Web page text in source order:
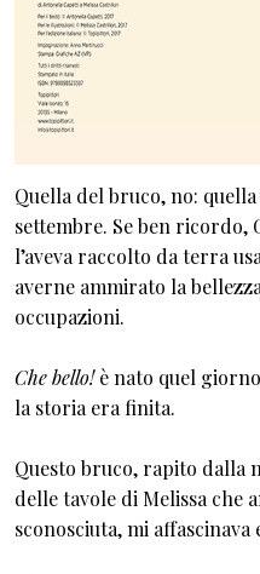
Quella del bruco, no:
settembre. Se ben ricordo,
l’aveva raccolto da terra
averne ammirato la
occupazioni.
Che bello!è nato quel
la storia era finita.
Questo bruco, rapito dalla
delle tavole di Melissa che
sconosciuta, mi